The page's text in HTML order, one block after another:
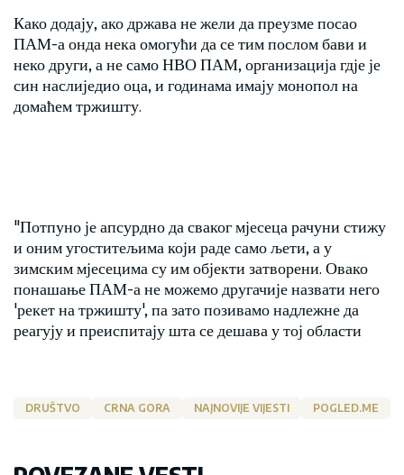
Како додају, ако држава не жели да преузме посао
ПАМ-а онда нека омогући да се тим послом бави и
неко други, а не само НВО ПАМ, организација гдје је
син наслиједио оца, и годинама имају монопол на
домаћем тржишту.
"Потпуно је апсурдно да сваког мјесеца рачуни стижу
и оним угоститељима који раде само љети, а у
зимским мјесецима су им објекти затворени. Овако
понашање ПАМ-а не можемо другачије назвати него
'рекет на тржишту', па зато позивамо надлежне да
реагују и преиспитају шта се дешава у тој области
DRUŠTVO CRNA GORA NAJNOVIJE VIJESTI POGLED.ME